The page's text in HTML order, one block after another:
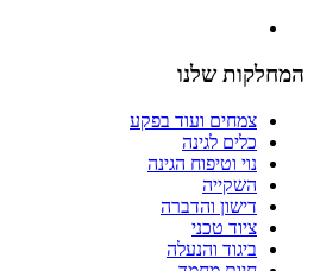
המחלקות שלנו
צמחים ועוד בפקע
כלים לגינה
נוי וטיפוח הגינה
השקייה
דישון והדברה
ציוד טכני
ביגוד והנעלה